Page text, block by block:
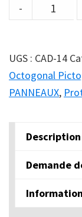
pictogramme
CE
N'EST
PAS
ALLÉE
PIÉTONNIÈRE
APPROPRIÉ
REQUIS
-
UGS : CAD-14
Octogonal
PANNEAUX,
Description
Demande